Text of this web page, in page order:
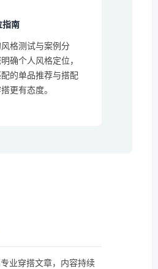
指南
格测试与案例分
确个人风格定位，
的单品推荐与搭配
更有态度。
业穿搭文章，内容持续